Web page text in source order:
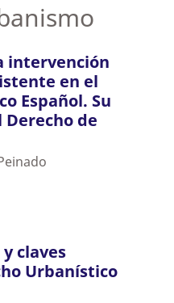
intervención
en el
Español. Su
de
claves
Urbanístico